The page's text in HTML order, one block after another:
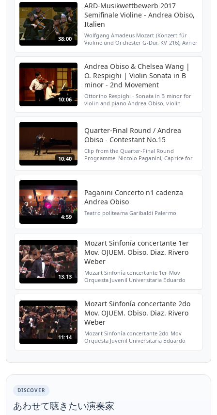
38:00
ARD-Musikwettbewerb 2017
Semifinale Violine - Andrea Obiso,
Italien
Wolfgang Amadeus Mozart (Konzert für
Violine und Orchester G-Dur, KV 216); Avner
Musikwettbewerbs der ARD 2017) ...
10:06
Andrea Obiso & Chelsea Wang |
O. Respighi | Violin Sonata in B
minor - 2nd Movement
Ottorino Respighi - Sonata in B minor for
violin and piano Andrea Obiso, violin
10:40
Quarter-Final Round / Andrea
Obiso - Contestant No.15
Clip from the Quarter-Final Round
Programme: Niccolo Paganini, Caprice for
4:59
Paganini Concerto n1 cadenza
Andrea Obiso
Teatro politeama Garibaldi Palermo
13:13
Mozart Sinfonía concertante 1er
Mov. OJUEM. Obiso. Diaz. Rivero
Weber
Mozart Sinfonía concertante 1er Mov
Orquesta Juvenil Universitaria Eduardo
Director Sala Nezahual...
11:14
Mozart Sinfonía concertante 2do
Mov. OJUEM. Obiso. Diaz. Rivero
Weber
Mozart Sinfonía concertante 2do Mov
Orquesta Juvenil Universitaria Eduardo
Director Sala Nezahual...
DISCOVER
あわせて聴きたい演奏家